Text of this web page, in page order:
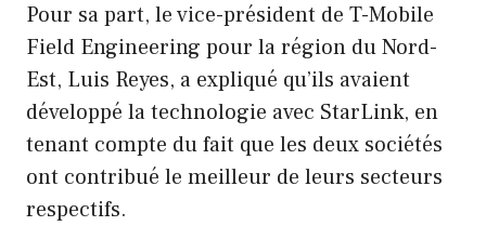
Pour sa part, le vice-président de T-Mobile
Field Engineering pour la région du Nord-
Est, Luis Reyes, a expliqué qu’ils avaient
développé la technologie avec StarLink, en
tenant compte du fait que les deux sociétés
ont contribué le meilleur de leurs secteurs
respectifs.